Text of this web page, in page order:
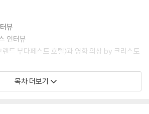
뷰
인터뷰
랜드 부다페스트 호텔〉과 영화 의상 by 크리스토
나 카노네로 인터뷰
목차 더보기